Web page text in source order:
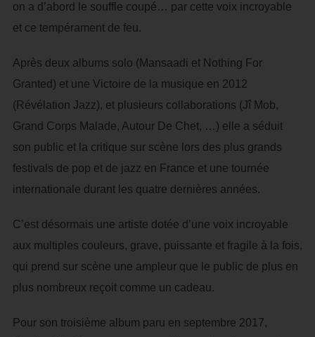
on a d’abord le souffle coupé… par cette voix incroyable
et ce tempérament de feu.
Après deux albums solo (Mansaadi et Nothing For
Granted) et une Victoire de la musique en 2012
(Révélation Jazz), et plusieurs collaborations (Jî Mob,
Grand Corps Malade, Autour De Chet, …) elle a séduit
son public et la critique sur scène lors des plus grands
festivals de pop et de jazz en France et une tournée
internationale durant les quatre dernières années.
C’est désormais une artiste dotée d’une voix incroyable
aux multiples couleurs, grave, puissante et fragile à la fois,
qui prend sur scène une ampleur que le public de plus en
plus nombreux reçoit comme un cadeau.
Pour son troisième album paru en septembre 2017,